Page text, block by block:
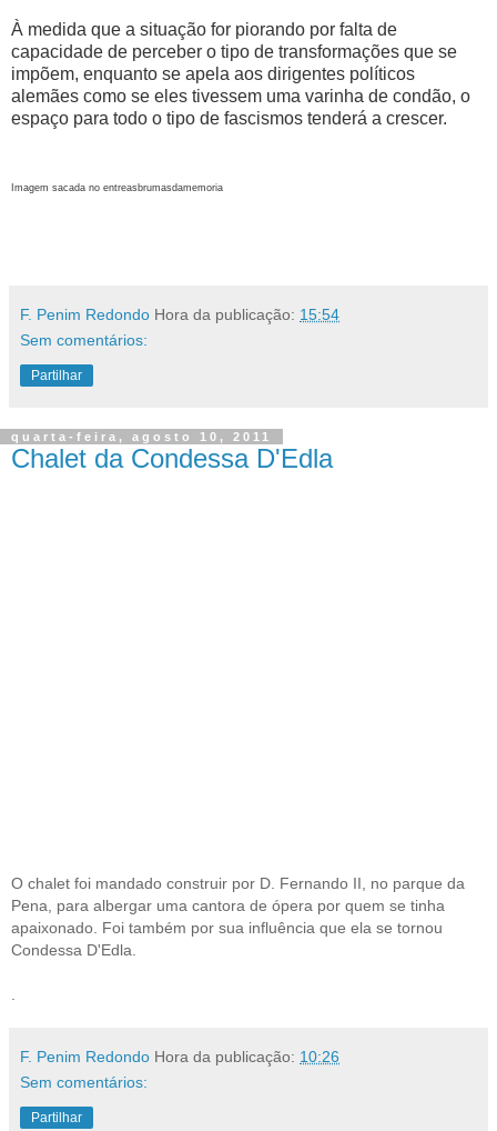
À medida que a situação for piorando por falta de
capacidade de perceber o tipo de transformações que se
impõem, enquanto se apela aos dirigentes políticos
alemães como se eles tivessem uma varinha de condão, o
espaço para todo o tipo de fascismos tenderá a crescer.
Imagem sacada no entreasbrumasdamemoria
F. Penim Redondo Hora da publicação: 15:54
Sem comentários:
Partilhar
quarta-feira, agosto 10, 2011
Chalet da Condessa D'Edla
O chalet foi mandado construir por D. Fernando II, no parque da
Pena, para albergar uma cantora de ópera por quem se tinha
apaixonado. Foi também por sua influência que ela se tornou
Condessa D'Edla.
.
F. Penim Redondo Hora da publicação: 10:26
Sem comentários:
Partilhar